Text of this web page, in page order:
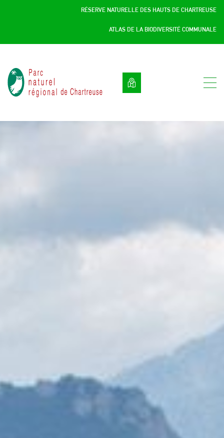
RÉSERVE NATURELLE DES HAUTS DE CHARTREUSE
ATLAS DE LA BIODIVERSITÉ COMMUNALE
Parc
naturel
régional
Chartreuse
Panneau de gestion des cookies